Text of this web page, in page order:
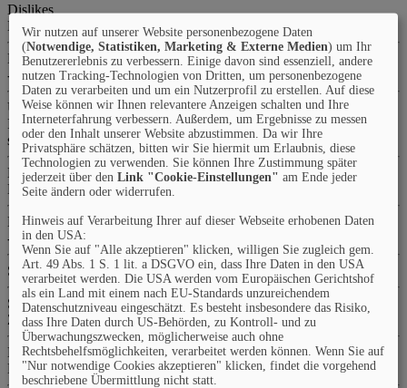
Dislikes
Lügner
Meine Ziele
---
Über mich
Ich bin 52 Jahre jung und verwitwet. Ich bin Krankenpfleger und
sitze viel am Rechner.
Hobbies
Musik, Ostsee, Computer, meine Arbeit
Homepage
---
Sprachen
Sternzeichen
Zwillinge
Beruf
Krankenpfleger
Wir nutzen auf unserer Website personenbezogene Daten
(Notwendige, Statistiken, Marketing & Externe Medien) um Ihr
Benutzererlebnis zu verbessern. Einige davon sind essenziell, andere
nutzen Tracking-Technologien von Dritten, um personenbezogene
Daten zu verarbeiten und um ein Nutzerprofil zu erstellen. Auf diese
Weise können wir Ihnen relevantere Anzeigen schalten und Ihre
Interneterfahrung verbessern. Außerdem, um Ergebnisse zu messen
oder den Inhalt unserer Website abzustimmen. Da wir Ihre
Privatsphäre schätzen, bitten wir Sie hiermit um Erlaubnis, diese
Technologien zu verwenden. Sie können Ihre Zustimmung später
jederzeit über den Link "Cookie-Einstellungen" am Ende jeder
Seite ändern oder widerrufen.
Hinweis auf Verarbeitung Ihrer auf dieser Webseite erhobenen Daten
in den USA:
Wenn Sie auf "Alle akzeptieren" klicken, willigen Sie zugleich gem.
Art. 49 Abs. 1 S. 1 lit. a DSGVO ein, dass Ihre Daten in den USA
verarbeitet werden. Die USA werden vom Europäischen Gerichtshof
als ein Land mit einem nach EU-Standards unzureichendem
Datenschutzniveau eingeschätzt. Es besteht insbesondere das Risiko,
dass Ihre Daten durch US-Behörden, zu Kontroll- und zu
Überwachungszwecken, möglicherweise auch ohne
Rechtsbehelfsmöglichkeiten, verarbeitet werden können. Wenn Sie auf
"Nur notwendige Cookies akzeptieren" klicken, findet die vorgehend
beschriebene Übermittlung nicht statt.